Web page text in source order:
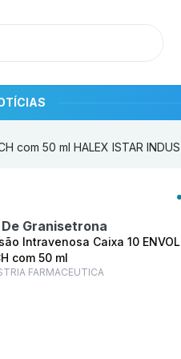
50 ml HALEX ISTAR
Granisetrona
Intravenosa Caixa 10
com 50 ml
FARMACEUTICA